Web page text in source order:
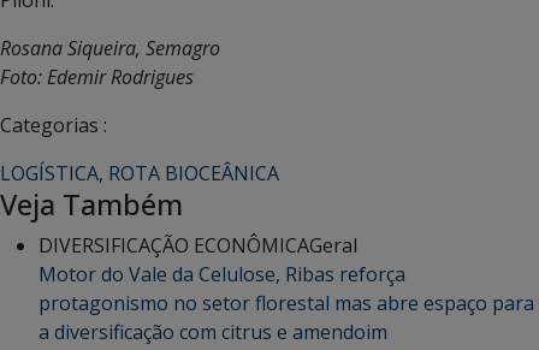
Rosana Siqueira, Semagro
Foto: Edemir Rodrigues
Categorias :
LOGÍSTICA, ROTA BIOCEÂNICA
Veja Também
DIVERSIFICAÇÃO ECONÔMICAGeral
Motor do Vale da Celulose, Ribas reforça
protagonismo no setor florestal mas abre espaço para
a diversificação com citrus e amendoim